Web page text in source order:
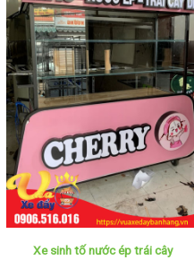
Xe sinh tố nước ép trái cây